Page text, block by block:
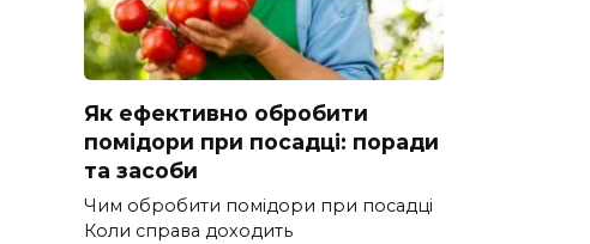
Як ефективно обробити
помідори при посадці: поради
та засоби
Чим обробити помідори при посадці
Коли справа доходить